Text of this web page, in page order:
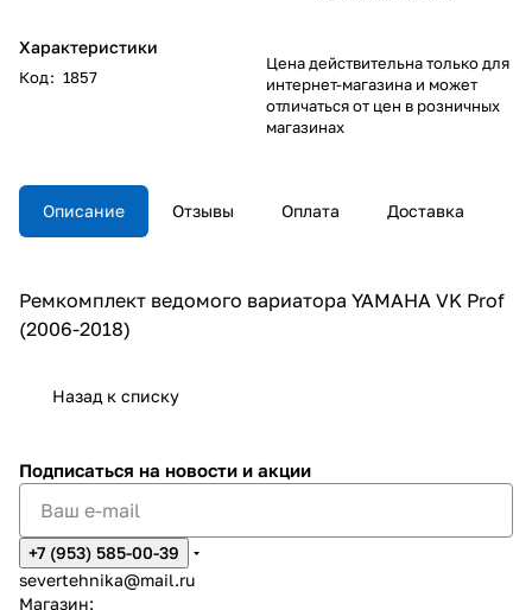
Характеристики
Код: 1857
Цена действительна только для
интернет-магазина и может
отличаться от цен в розничных
магазинах
Описание Отзывы Оплата Доставка
Ремкомплект ведомого вариатора YAMAHA VK Prof
(2006-2018)
Назад к списку
Подписаться на новости и акции
+7 (953) 585-00-39
severtehnika@mail.ru
Магазин: